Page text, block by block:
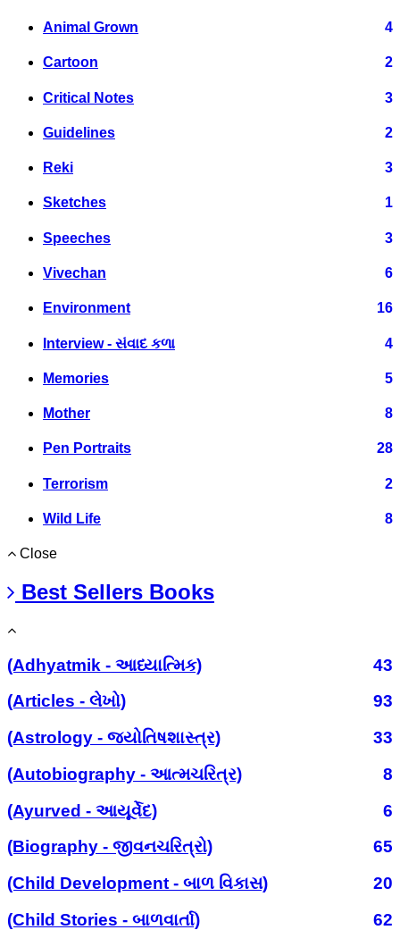
Animal Grown 4
Cartoon 2
Critical Notes 3
Guidelines 2
Reki 3
Sketches 1
Speeches 3
Vivechan 6
Environment 16
Interview - સંવાદ કળા 4
Memories 5
Mother 8
Pen Portraits 28
Terrorism 2
Wild Life 8
Close
Best Sellers Books
(Adhyatmik - આધ્યાત્મિક)
43
(Articles - લેખો)
93
(Astrology - જ્યોતિષશાસ્ત્ર)
33
(Autobiography - આત્મચરિત્ર)
8
(Ayurved - આયૂર્વેદ)
6
(Biography - જીવનચરિત્રો)
65
(Child Development - બાળ વિકાસ)
20
(Child Stories - બાળવાર્તા)
62